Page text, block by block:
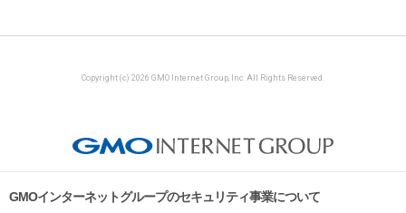
Copyright (c) 2026 GMO Internet Group, Inc. All Rights Reserved.
GMOインターネットグループのセキュリティ事業について